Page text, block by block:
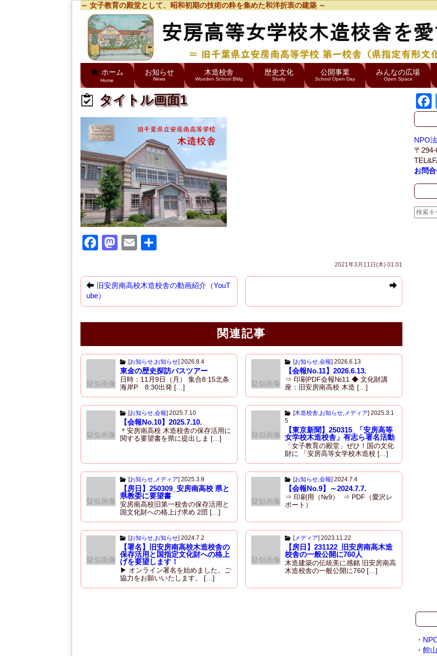
～ 女子教育の殿堂として、昭和初期の技術の粋を集めた和洋折衷の建築 ～
ホーム
Home
お知らせ
News
木造校舎
Wooden School Bldg
歴史文化
Study
公開事業
School Open Day
みんなの広場
Open Space
旧千葉県立安房南高等学校 第一校舎
タイトル画面1
F
c
e
b
o
k
M
st
o
d
o
E
ail
2021年3月11日(木) 01:01
旧安房南高校木造校舎の動画紹介（YouT
ube）
関連記事
疑似画像
[お知らせ,お知らせ] 2026.8.4
東金の歴史探訪バスツアー
日時：11月9日（月） 集合8:15北条
海岸P 8:30出発 […]
疑似画像
[お知らせ,会報] 2026.6.13
【会報No.11】2026.6.13.
⇒ 印刷PDF会報№11 ◆ 文化財講
座：旧安房南高校 木造 […]
疑似画像
[お知らせ,会報] 2025.7.10
【会報No.10】2025.7.10.
＊安房南高校 木造校舎の保存活用に
関する要望書を県に提出しま […]
疑似画像
[木造校舎,お知らせ,メディア] 2025.3.1
5
【東京新聞】250315_「安房高等
女学校木造校舎」有志ら署名活動
「女子教育の殿堂」ぜひ！国の文化
財に 「安房高等女学校木造校 […]
疑似画像
[お知らせ,メディア] 2025.3.9
【房日】250309_安房南高校 県と
県教委に要望書
安房南高校旧第一校舎の保存活用と
国文化財への格上げ求め 2団 […]
疑似画像
[お知らせ,会報] 2024.7.4
【会報No.9】～2024.7.7.
⇒ 印刷用（№9） ⇒ PDF（愛沢レ
ポート）
疑似画像
[お知らせ,お知らせ] 2024.7.2
【署名】旧安房南高校木造校舎の
保存活用と国指定文化財への格上
げを要望します！
▶ オンライン署名を始めました。ご
協力をお願いいたします。 […]
疑似画像
[メディア] 2023.11.22
【房日】231122_旧安房南高木造
校舎の一般公開に760人
木造建築の伝統美に感銘 旧安房南高
木造校舎の一般公開に760 […]
NPO
〒
お問
・
・ 館